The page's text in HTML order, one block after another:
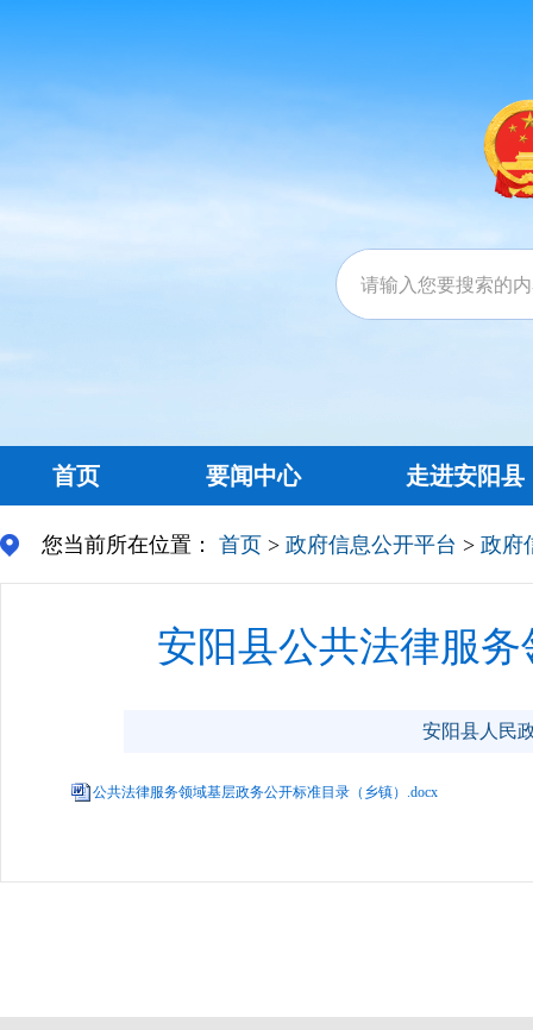
首页 要闻中心 走进安阳县
您当前所在位置： 首页 > 政府信息公开平台 > 政府
安阳县公共法律服
安阳县人民
公共法律服务领域基层政务公开标准目录（乡镇）.docx